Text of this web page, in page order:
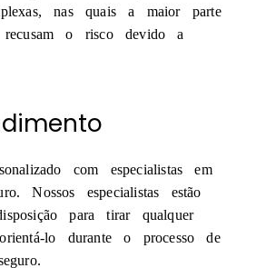
nas quais a maior parte
recusam o risco devido a
com especialistas em
Nossos especialistas estão
para tirar qualquer
lo durante o processo de